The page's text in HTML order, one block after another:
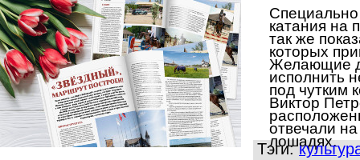
катания на
так же
которых
Желающие
исполнить
под чутким
Виктор
отвечали
лошадях.
Тэги: